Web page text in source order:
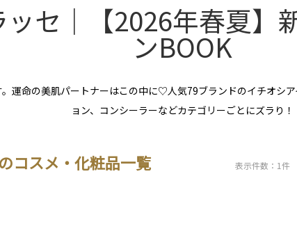
セ｜【2026年春夏】
ンBOOK
。運命の美肌パートナーはこの中に♡人気79ブランドのイチオシ
ョン、コンシーラーなどカテゴリーごとにズラり！
コスメ・化粧品一覧 表示件数：1件